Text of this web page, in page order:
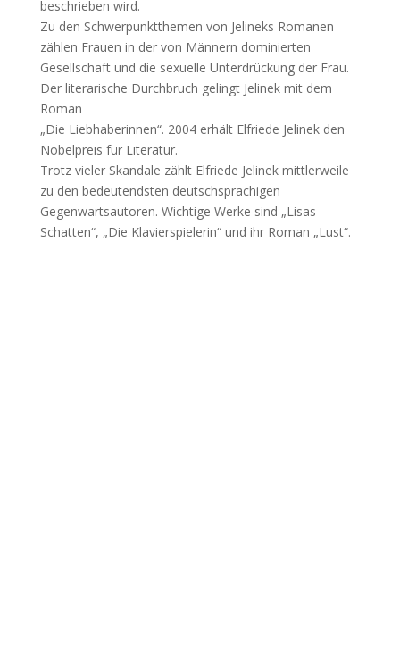
beschrieben wird.
Zu den Schwerpunktthemen von Jelineks Romanen
zählen Frauen in der von Männern dominierten
Gesellschaft und die sexuelle Unterdrückung der Frau.
Der literarische Durchbruch gelingt Jelinek mit dem
Roman
„Die Liebhaberinnen“. 2004 erhält Elfriede Jelinek den
Nobelpreis für Literatur.
Trotz vieler Skandale zählt Elfriede Jelinek mittlerweile
zu den bedeutendsten deutschsprachigen
Gegenwartsautoren. Wichtige Werke sind „Lisas
Schatten“, „Die Klavierspielerin“ und ihr Roman „Lust“.